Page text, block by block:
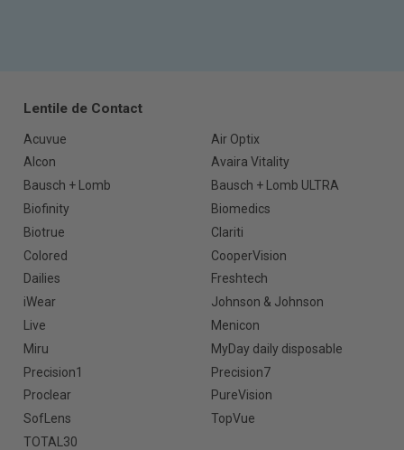
Lentile de Contact
Acuvue
Air Optix
Alcon
Avaira Vitality
Bausch + Lomb
Bausch + Lomb ULTRA
Biofinity
Biomedics
Biotrue
Clariti
Colored
CooperVision
Dailies
Freshtech
iWear
Johnson & Johnson
Live
Menicon
Miru
MyDay daily disposable
Precision1
Precision7
Proclear
PureVision
SofLens
TopVue
TOTAL30